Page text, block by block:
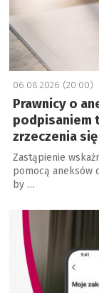
06.08.2026 (20:00)
Prawnicy o
podpisaniem
zrzeczenia
Zastąpienie
pomocą aneksów
by …